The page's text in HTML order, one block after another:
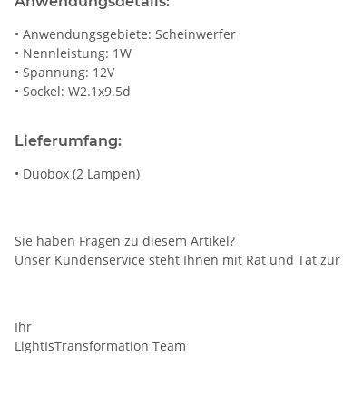
• Anwendungsgebiete: Scheinwerfer
• Nennleistung: 1W
• Spannung: 12V
• Sockel: W2.1x9.5d
Lieferumfang:
• Duobox (2 Lampen)
Sie haben Fragen zu diesem Artikel?
Unser Kundenservice steht Ihnen mit Rat und Tat
Ihr
LightIsTransformation Team